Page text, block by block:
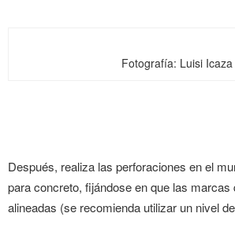
Fotografía: Luisi Icaza
Después, realiza las perforaciones en el
para concreto, fijándose en que las marcas
alineadas (se recomienda utilizar un nivel